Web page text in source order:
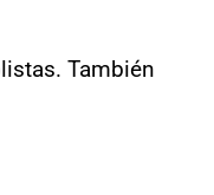
También